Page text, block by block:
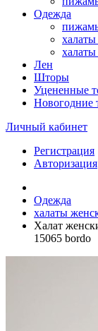
Одежда
Лен
Шторы
Уцененные
Новогодние
Личный кабинет
Регистрация
Авторизация
Одежда
халаты
Халат
15065 bordo